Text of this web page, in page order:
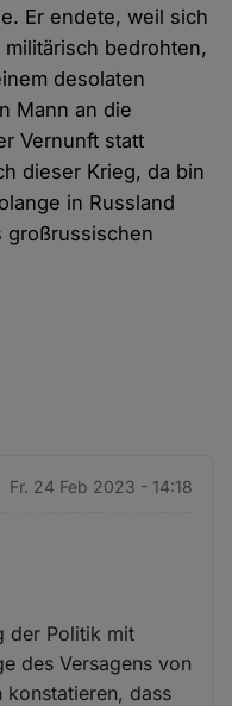
Er endete, weil sich
bedrohten,
desolaten
Mann an die
Vernunft statt
dieser Krieg, da bin
in Russland
großrussischen
Fr. 24 Feb 2023 - 14:18
der Politik mit
des Versagens von
konstatieren, dass